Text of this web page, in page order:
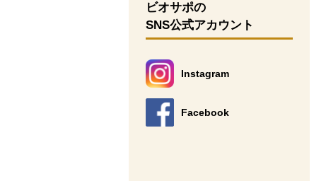
ビオサポの
SNS公式アカウント
Instagram
別のウィンドウで開きます。
Facebook
別のウィンドウで開きます。